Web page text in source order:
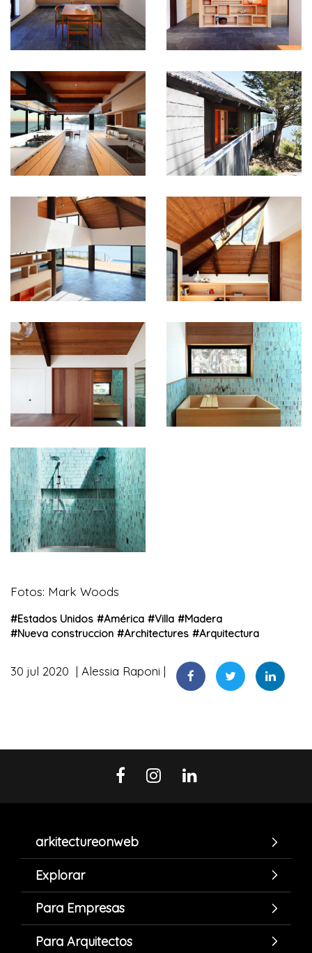
Fotos: Mark Woods
#Estados Unidos #América #Villa #Madera
#Nueva construccion #Architectures #Arquitectura
30 jul 2020 Alessia Raponi
arkitectureonweb
Explorar
Para Empresas
Para Arquitectos